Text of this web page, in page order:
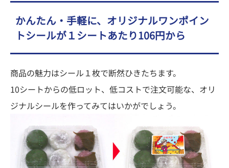
かんたん・手軽に、オリジナルワンポイン
トシールが１シートあたり106円から
商品の魅力はシール１枚で断然ひきたちます。
10シートからの低ロット、低コストで注文可能な、オリ
ジナルシールを作ってみてはいかがでしょう。